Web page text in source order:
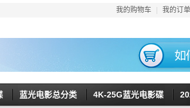
我的购物车 我的订单
蓝光电影总分类 4K-25G蓝光电影碟